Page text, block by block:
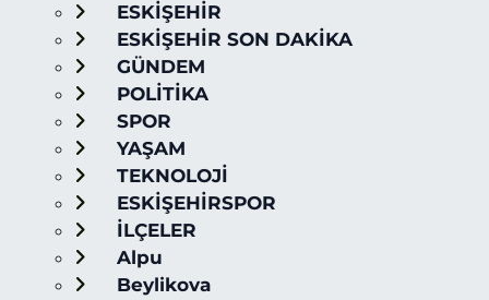
ESKİŞEHİR
ESKİŞEHİR SON DAKİKA
GÜNDEM
POLİTİKA
SPOR
YAŞAM
TEKNOLOJİ
ESKİŞEHİRSPOR
İLÇELER
Alpu
Beylikova